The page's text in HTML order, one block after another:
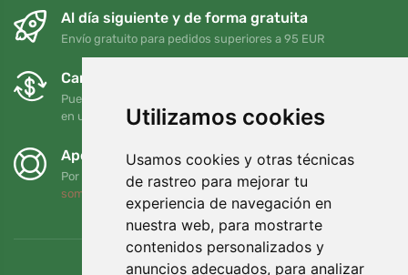
Utilizamos cookies
Usamos cookies y otras técnicas
de rastreo para mejorar tu
experiencia de navegación en
nuestra web, para mostrarte
contenidos personalizados y
anuncios adecuados, para analizar
Al día siguiente y de forma gratuita
Envío gratuito para pedidos superiores a 95 EUR
Cambios y devoluciones gratuitos
Puede devolver o cambiar su pedido en cualquier momento
en un plazo de 90 días
Apoyamos a Trees.org
Por cada pedido plantamos un árbol. Leer más
somos